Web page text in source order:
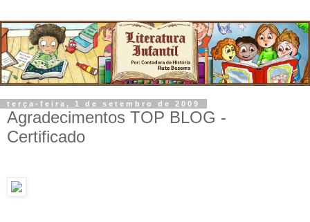
terça-feira, 1 de setembro de 2009
Agradecimentos TOP BLOG -
Certificado